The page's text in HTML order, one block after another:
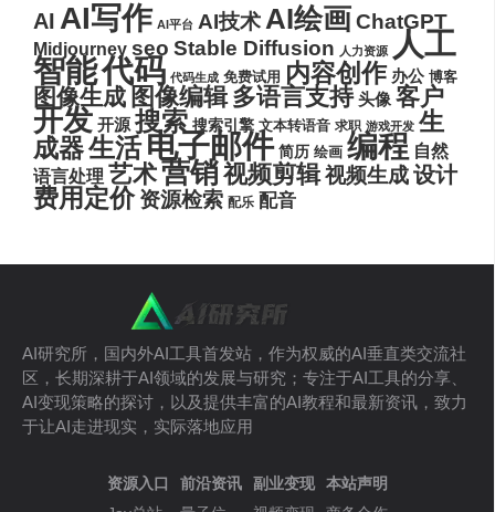
AI AI写作 AI平台 AI技术AI绘画ChatGPT
Midjourney seo Stable Diffusion 人力资源 人工
智能代码 代码生成 免费试用 内容创作 办公 博客
图像生成 图像编辑 多语言支持 头像 客户
开发 开源 搜索 搜索引擎 文本转语音 求职 游戏开发 生
成器生活电子邮件 简历 绘画 编程 自然
语言处理 艺术营销视频剪辑视频生成设计
费用定价 资源检索 配乐 配音
AI研究所，国内外AI工具首发站，作为权威的AI垂直类交流社
区，长期深耕于AI领域的发展与研究；专注于AI工具的分享、
AI变现策略的探讨，以及提供丰富的AI教程和最新资讯，致力
于让AI走进现实，实际落地应用
资源入口
前沿资讯
副业变现
本站声明